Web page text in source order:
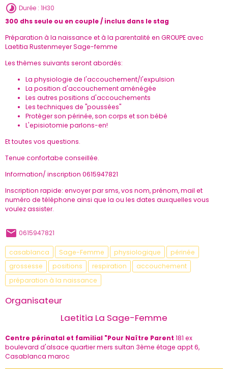
Durée : 1H30
300 dhs seule ou en couple / inclus dans le stag
Préparation à la naissance et à la parentalité en GROUPE avec
Laetitia Rustenmeyer Sage-femme
Les thèmes suivants seront abordés:
La physiologie de l'accouchement/l'expulsion
La position d'accouchement aménégée
Les autres positions d'accouchements
Les techniques de "poussées"
Protèger son périnée, son corps et son bébé
L'episiotomie parlons-en!
Et toutes vos questions.
Tenue confortabe conseillée.
Information/ inscription 0615947821
Inscription rapide: envoyer par sms, vos nom, prénom, mail et
numéro de téléphone ainsi que la ou les dates auxquelles vous
voulez assister.
0615947821
casablanca Sage-Femme physiologique
périnée
grossesse
positions respiration
accouchement
préparation à la naissance
Organisateur
Laetitia La Sage-Femme
Centre périnatal et familial "Pour Naître Parent 181 ex
boulevard d'alsace quartier mers sultan 3ème étage appt 6,
Casablanca maroc